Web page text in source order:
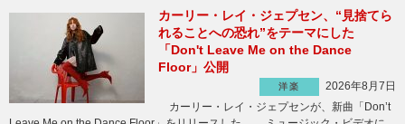
カーリー・レイ・ジェプセン、“見捨てら
れることへの恐れ”をテーマにした
「Don't Leave Me on the Dance
Floor」公開
洋楽
2026年8月7日
カーリー・レイ・ジェプセンが、新曲「Don’t